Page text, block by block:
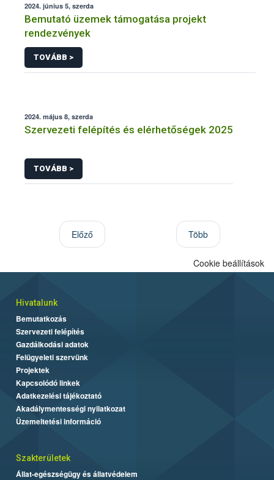
2024. június 5, szerda
Bemutató üzemek támogatása projekt
rendezvények
TOVÁBB >
2024. május 8, szerda
Szervezeti felépítés és elérhetőségek 2025
TOVÁBB >
Előző Több
Cookie beállítások
Hivatalunk
Bemutatkozás
Szervezeti felépítés
Gazdálkodási adatok
Felügyeleti szervünk
Projektek
Kapcsolódó linkek
Adatkezelési tájékoztató
Akadálymentességi nyilatkozat
Üzemeltetési információ
Szakterületek
Állat-egészségügy és állatvédelem